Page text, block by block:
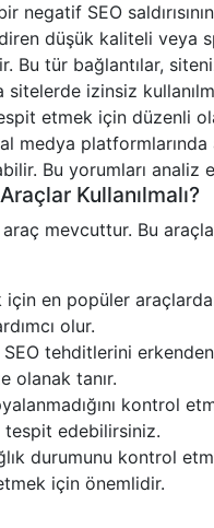
negatif SEO
düşük kaliteli veya
Bu tür bağlantılar,
izinsiz
etmek için düzenli
medya
Bu yorumları
Kullanılmalı?
mevcuttur. Bu
en popüler
olur.
tehditlerini
olanak tanır.
kontrol
edebilirsiniz.
durumunu kontrol
için önemlidir.